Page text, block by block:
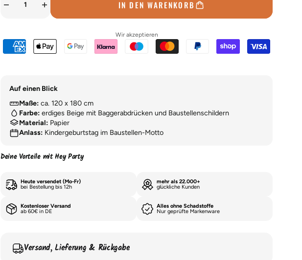
IN DEN WARENKORB
Wir akzeptieren
Auf einen Blick
Maße: ca. 120 x 180 cm
Farbe: erdiges Beige mit Baggerabdrücken und Baustellenschildern
Material: Papier
Anlass: Kindergeburtstag im Baustellen-Motto
Deine Vorteile mit Hey Party
Heute versendet (Mo-Fr)
bei Bestellung bis 12h
mehr als 22.000+
glückliche Kunden
Kostenloser Versand
ab 60€ in DE
Alles ohne Schadstoffe
Nur geprüfte Markenware
Versand, Lieferung & Rückgabe